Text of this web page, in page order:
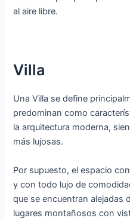
al aire libre.
Villa
Una Villa se define
predominan como
la arquitectura moderna,
más lujosas.
Por supuesto, el espacio
y con todo lujo de
que se encuentran alejadas
lugares montañosos con